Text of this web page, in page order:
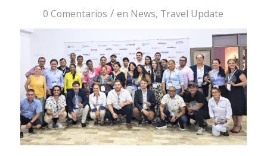
0 Comentarios / en News, Travel Update